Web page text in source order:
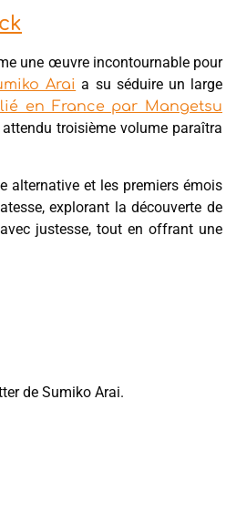
une œuvre incontournable pour
Arai a su séduire un large
en France par Mangetsu
troisième volume paraîtra
alternative et les premiers émois
explorant la découverte de
justesse, tout en offrant une
de Sumiko Arai.